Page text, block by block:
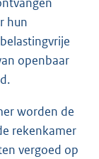
hun
openbaar
worden de
rekenkamer
vergoed op